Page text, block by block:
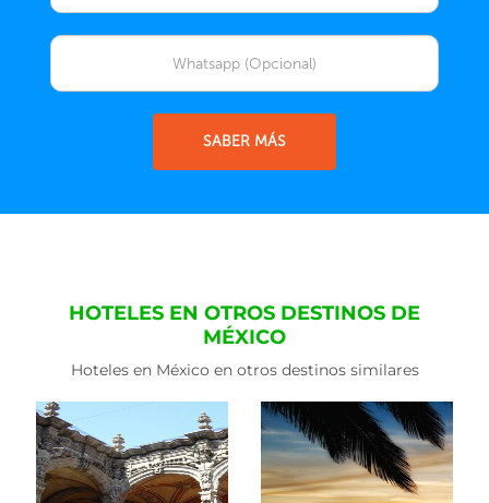
SABER MÁS
HOTELES EN OTROS DESTINOS DE
MÉXICO
Hoteles en México en otros destinos similares